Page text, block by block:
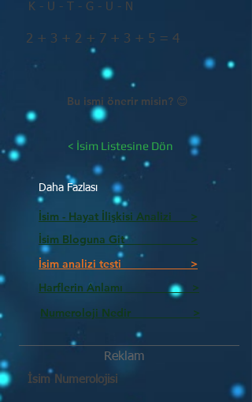
K - U - T - G - U - N
2 + 3 + 2 + 7 + 3 + 5 = 4
Bu ismi önerir misin? 😊
< İsim Listesine Dön
Daha Fazlası
İsim - Hayat İlişkisi Analizi >
İsim Bloguna Git >
İsim analizi testi >
Harflerin Anlamı >
Numeroloji Nedir_________ >
Reklam
İsim Numerolojisi